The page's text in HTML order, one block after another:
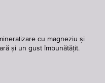
cu magneziu și
și un gust îmbunătățit.